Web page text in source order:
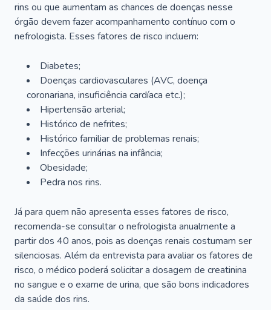
rins ou que aumentam as chances de doenças nesse
órgão devem fazer acompanhamento contínuo com o
nefrologista. Esses fatores de risco incluem:
Diabetes;
Doenças cardiovasculares (AVC, doença
coronariana, insuficiência cardíaca etc.);
Hipertensão arterial;
Histórico de nefrites;
Histórico familiar de problemas renais;
Infecções urinárias na infância;
Obesidade;
Pedra nos rins.
Já para quem não apresenta esses fatores de risco,
recomenda-se consultar o nefrologista anualmente a
partir dos 40 anos, pois as doenças renais costumam ser
silenciosas. Além da entrevista para avaliar os fatores de
risco, o médico poderá solicitar a dosagem de creatinina
no sangue e o exame de urina, que são bons indicadores
da saúde dos rins.